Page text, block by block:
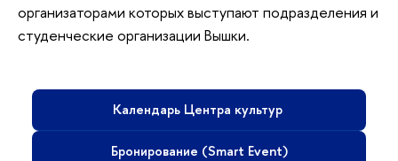
организаторами которых выступают подразделения и
студенческие организации Вышки.
Календарь Центра культур
Бронирование (Smart Event)